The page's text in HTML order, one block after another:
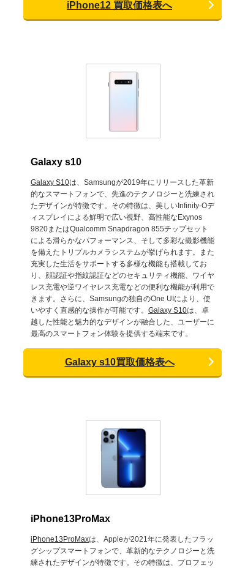
iPhone12 買取価格表へ
Galaxy s10
Galaxy S10は、Samsungが2019年にリリースした革新
的なスマートフォンで、先進のテクノロジーと洗練され
たデザインが特徴です。その特徴は、美しいInfinity-Oデ
ィスプレイによる鮮明で広い視野、高性能なExynos
9820またはQualcomm Snapdragon 855チップセット
による滑らかなパフォーマンス、そして多彩な撮影機能
を備えたトリプルカメラシステムが挙げられます。また
充実した生活をサポートする多様な機能も搭載してお
り、顔認証や指紋認証などのセキュリティ機能、ワイヤ
レス充電や逆ワイヤレス充電などの便利な機能が利用で
きます。さらに、Samsungの独自のOne UIにより、使
いやすく直感的な操作が可能です。 Galaxy S10は、卓
越した性能と魅力的なデザインが融合した、ユーザーに
最高のスマートフォン体験を提供する端末です。
Galaxy s10買取価格表へ
iPhone13ProMax
iPhone13ProMaxは、Appleが2021年に発表したフラッ
グシップスマートフォンで、革新的なテクノロジーと洗
練されたデザインが特徴です。その特徴は、プロフェッ